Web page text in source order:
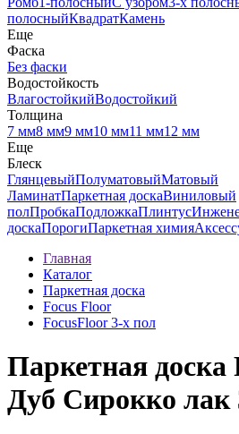
полосныйКвадратКамень
Еще
Фаска
Без фаски
Водостойкость
ВлагостойкийВодостойкий
Толщина
7 мм8 мм9 мм10 мм11 мм12 мм
Еще
Блеск
ГлянцевыйПолуматовыйМатовый
ЛаминатПаркетная доскаВиниловый
полПробкаПодложкаПлинтус
доскаПорогиПаркетная химия
Главная
Каталог
Паркетная доска
Focus Floor
FocusFloor 3-х пол
Паркетная доска
Дуб Сирокко лак